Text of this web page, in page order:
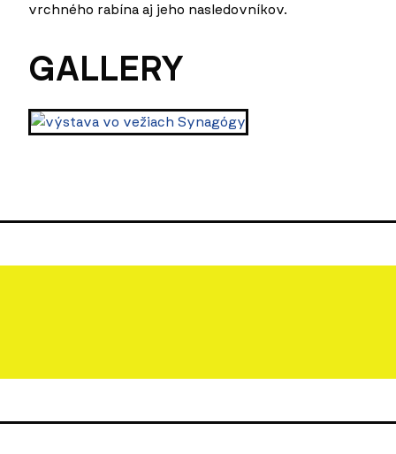
vrchného rabína aj jeho nasledovníkov.
GALLERY